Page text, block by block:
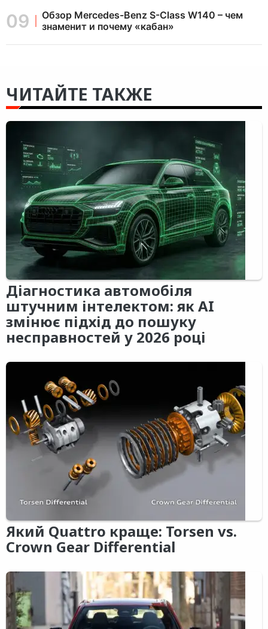
Обзор Mercedes-Benz S-Class W140 – чем
знаменит и почему «кабан»
ЧИТАЙТЕ ТАКЖЕ
Діагностика автомобіля
штучним інтелектом: як AI
змінює підхід до пошуку
несправностей у 2026 році
Який Quattro краще: Torsen vs.
Crown Gear Differential